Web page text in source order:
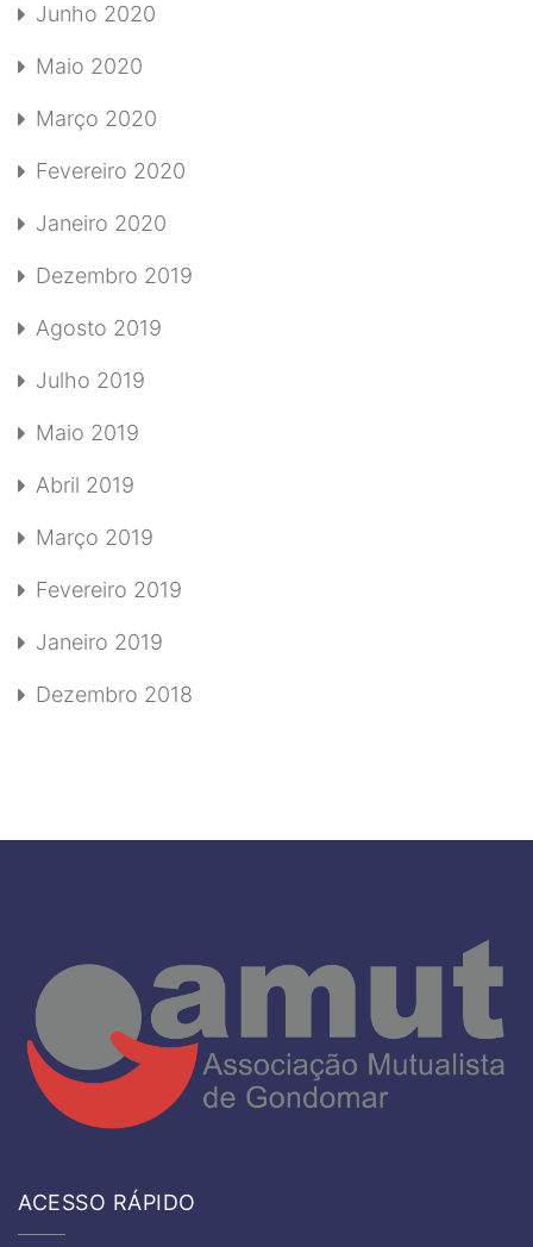
Junho 2020
Maio 2020
Março 2020
Fevereiro 2020
Janeiro 2020
Dezembro 2019
Agosto 2019
Julho 2019
Maio 2019
Abril 2019
Março 2019
Fevereiro 2019
Janeiro 2019
Dezembro 2018
ACESSO RÁPIDO